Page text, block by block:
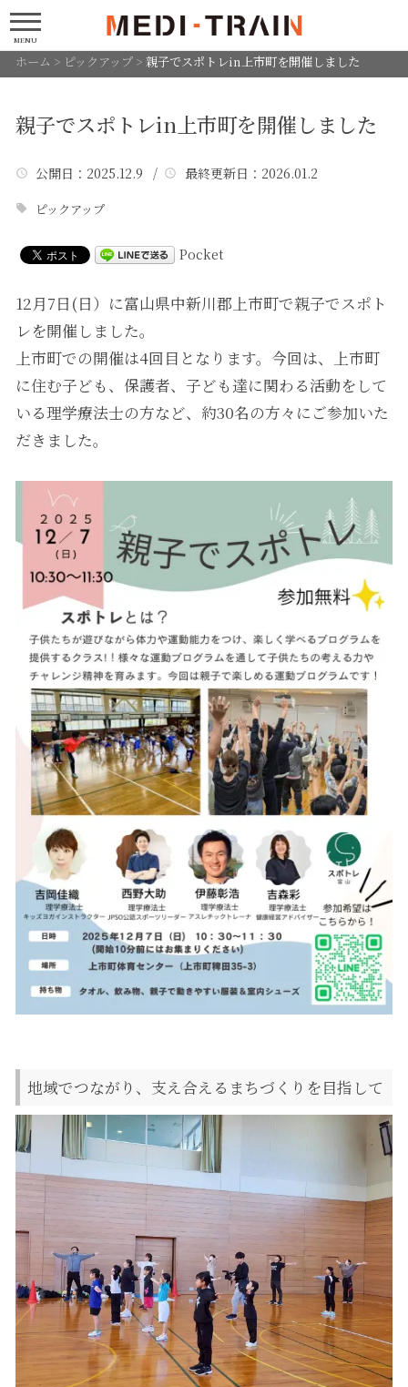
MENU
ホーム > ピックアップ> 親子でスポトレin上市町を開催しました
親子でスポトレin上市町を開催しました
公開日 ：2025.12.9 / 最終更新日 ：2026.01.2
ピックアップ
Pocket
12月7日(日）に富山県中新川郡上市町で親子でスポト
レを開催しました。
上市町での開催は4回目となります。今回は、上市町
に住む子ども、保護者、子ども達に関わる活動をして
いる理学療法士の方など、約30名の方々にご参加いた
だきました。
地域でつながり、支え合えるまちづくりを目指して